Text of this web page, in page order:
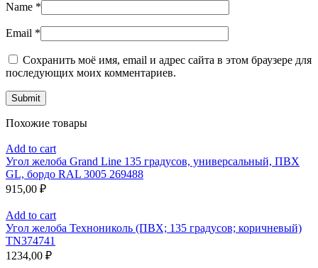
Name *
Email *
Сохранить моё имя, email и адрес сайта в этом браузере для
последующих моих комментариев.
Похожие товары
Add to cart
Угол желоба Grand Line 135 градусов, универсальный, ПВХ
GL, бордо RAL 3005 269488
915,00 ₽
Add to cart
Угол желоба Технониколь (ПВХ; 135 градусов; коричневый)
TN374741
1234,00 ₽